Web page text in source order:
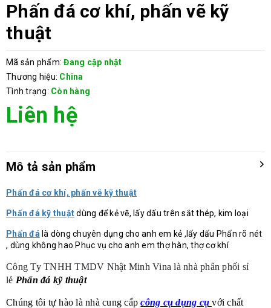
Phấn đá cơ khí, phấn vẽ kỹ
thuật
Mã sản phẩm: Đang cập nhật
Thương hiệu: China
Tình trạng: Còn hàng
Liên hệ
Mô tả sản phẩm
Phấn đá cơ khí, phấn vẽ kỹ thuật
Phấn đá kỹ thuậtdùng để kẻ vẽ, lấy dấu trên sắt thép, kim loại
Phấn đá là dòng chuyên dụng cho anh em kẻ ,lấy dấu Phấn rõ nét
, dùng không hao Phục vụ cho anh em thợ hàn, thợ cơ khí
Công Ty TNHH TMDV Nhật Minh Vina là nhà phân phối sỉ
lẻ Phấn đá kỹ thuật
Chúng tôi tự hào là nhà cung cấpcông cụ dụng cụvới chất